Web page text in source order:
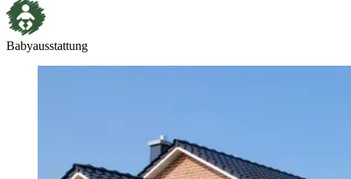
Babyausstattung